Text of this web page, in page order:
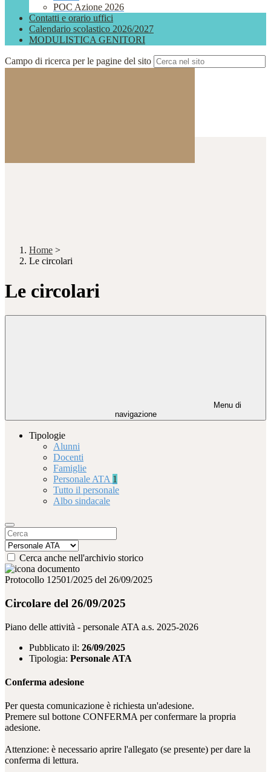
POC Azione 2026
Contatti e orario uffici
Calendario scolastico 2026/2027
MODULISTICA GENITORI
Campo di ricerca per le pagine del sito
Home >
Le circolari
Le circolari
Menu di
navigazione
Tipologie
Alunni
Docenti
Famiglie
Personale ATA 1
Tutto il personale
Albo sindacale
Cerca anche nell'archivio storico
Protocollo 12501/2025 del 26/09/2025
Circolare del 26/09/2025
Piano delle attività - personale ATA a.s. 2025-2026
Pubblicato il: 26/09/2025
Tipologia: Personale ATA
Conferma adesione
Per questa comunicazione è richiesta un'adesione.
Premere sul bottone CONFERMA per confermare la propria
adesione.
Attenzione: è necessario aprire l'allegato (se presente) per dare la
conferma di lettura.